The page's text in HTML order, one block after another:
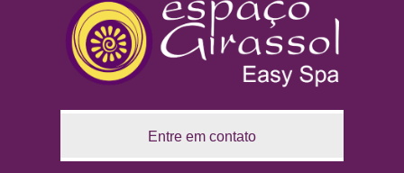
Entre em contato